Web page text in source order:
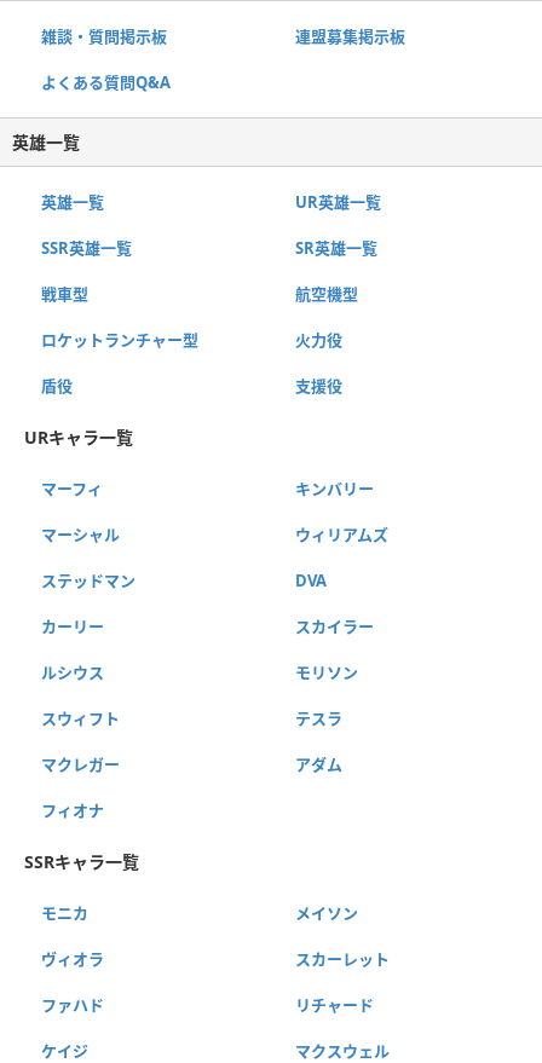
雑談・質問掲示板 連盟募集掲示板
よくある質問Q&A
英雄一覧
英雄一覧 UR英雄一覧
SSR英雄一覧 SR英雄一覧
戦車型 航空機型
ロケットランチャー型 火力役
盾役 支援役
URキャラ一覧
マーフィ キンバリー
マーシャル ウィリアムズ
ステッドマン DVA
カーリー スカイラー
ルシウス モリソン
スウィフト テスラ
マクレガー アダム
フィオナ
SSRキャラ一覧
モニカ メイソン
ヴィオラ スカーレット
ファハド リチャード
ケイジ マクスウェル